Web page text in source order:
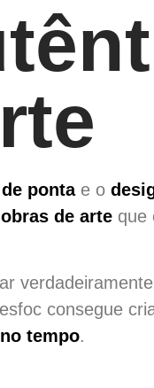
ponta e o
obras de arte que
verdadeiramente
consegue
tempo.